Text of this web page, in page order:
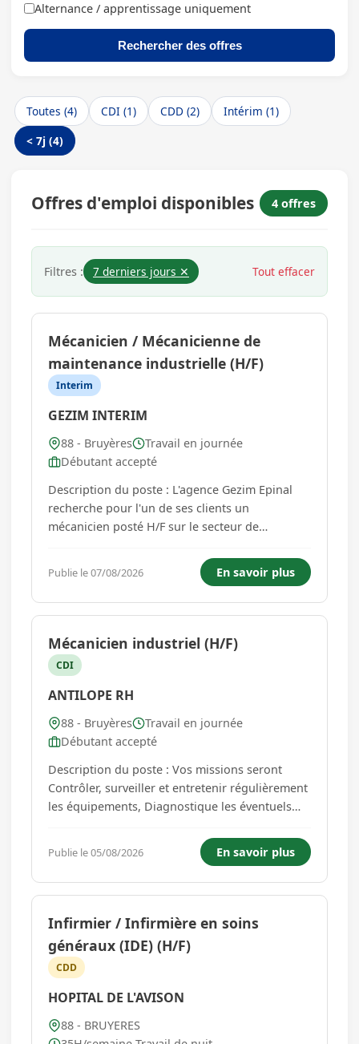
Alternance / apprentissage uniquement
Rechercher des offres
Toutes (4) CDI (1) CDD (2)
Intérim (1)
< 7j (4)
Offres d'emploi disponibles 4 offres
Filtres : 7 derniers jours ✕ Tout effacer
Mécanicien / Mécanicienne de
maintenance industrielle (H/F)
Interim
GEZIM INTERIM
88 - Bruyères
Travail en journée
Débutant accepté
Description du poste : L'agence Gezim Epinal
recherche pour l'un de ses clients un
mécanicien posté H/F sur le secteur de
régler les machines pour assurer leur bon
fonctionnement et fiabilité au quotidien
Réaliser des diagnostics précis pour ident...
Publie le 07/08/2026 En savoir plus
Mécanicien industriel (H/F)
CDI
ANTILOPE RH
88 - Bruyères
Travail en journée
Débutant accepté
Description du poste : Vos missions seront
Contrôler, surveiller et entretenir régulièrement
les équipements, Diagnostique les éventuels
intervient sur l'origine des pannes. Description
du profil : Travailler en sécurité, lit un plan ou
un schéma...
Publie le 05/08/2026 En savoir plus
Infirmier / Infirmière en soins
généraux (IDE) (H/F)
CDD
HOPITAL DE L'AVISON
88 - BRUYERES